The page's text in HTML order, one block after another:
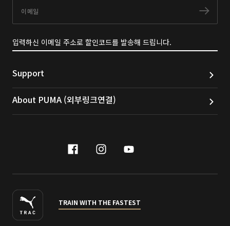
구독
입력하신 이메일 주소로 할인코드를 발송해 드립니다.
Support
About PUMA (외부링크연결)
facebook
instagram
youtube
TRAIN WITH THE FASTEST